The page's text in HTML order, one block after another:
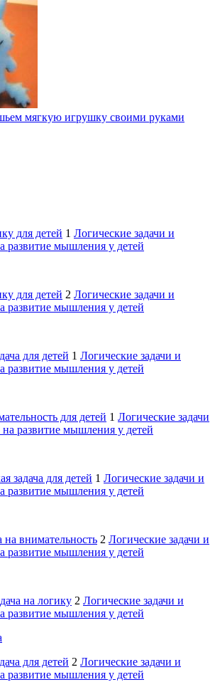
мягкую игрушку своими руками
для детей 1 Логические задачи и
развитие мышления у детей
для детей 2 Логические задачи и
развитие мышления у детей
для детей 1 Логические задачи и
развитие мышления у детей
для детей 1 Логические задачи
развитие мышления у детей
задача для детей 1 Логические задачи и
развитие мышления у детей
на внимательность 2 Логические задачи и
развитие мышления у детей
на логику 2 Логические задачи и
развитие мышления у детей
для детей 2 Логические задачи и
развитие мышления у детей